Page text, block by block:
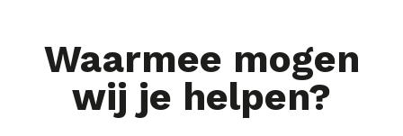
Waarmee mogen
wij je helpen?